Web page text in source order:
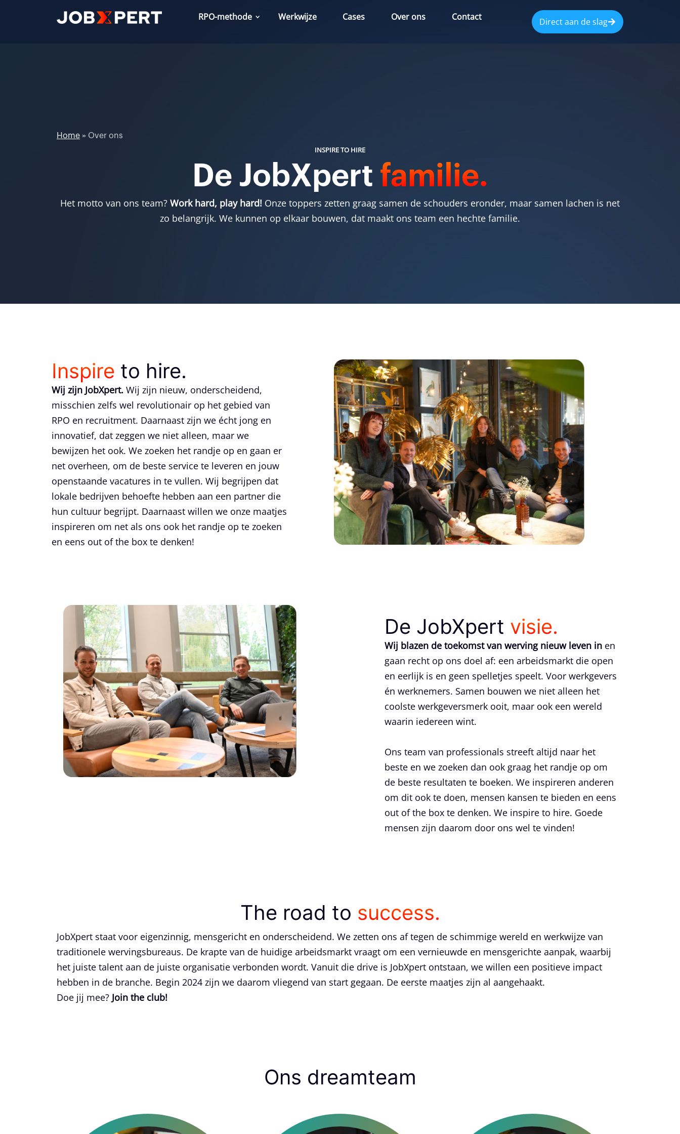
RPO-methode Werkwijze Cases Over ons Contact Direct aan de slag
Home » Over ons
INSPIRE TO HIRE
De JobXpert familie.
Het motto van ons team? Work hard, play hard! Onze toppers zetten graag samen de schouders eronder, maar samen lachen is net
zo belangrijk. We kunnen op elkaar bouwen, dat maakt ons team een hechte familie.
Inspire to hire.
Wij zijn JobXpert. Wij zijn nieuw, onderscheidend,
misschien zelfs wel revolutionair op het gebied van
RPO en recruitment. Daarnaast zijn we écht jong en
innovatief, dat zeggen we niet alleen, maar we
bewijzen het ook. We zoeken het randje op en gaan er
net overheen, om de beste service te leveren en jouw
openstaande vacatures in te vullen. Wij begrijpen dat
lokale bedrijven behoefte hebben aan een partner die
hun cultuur begrijpt. Daarnaast willen we onze maatjes
inspireren om net als ons ook het randje op te zoeken
en eens out of the box te denken!
De JobXpert visie.
Wij blazen de toekomst van werving nieuw leven inen
gaan recht op ons doel af: een arbeidsmarkt die open
en eerlijk is en geen spelletjes speelt. Voor werkgevers
én werknemers. Samen bouwen we niet alleen het
coolste werkgeversmerk ooit, maar ook een wereld
waarin iedereen wint.
Ons team van professionals streeft altijd naar het
beste en we zoeken dan ook graag het randje op om
de beste resultaten te boeken. We inspireren anderen
om dit ook te doen, mensen kansen te bieden en eens
out of the box te denken. We inspire to hire. Goede
mensen zijn daarom door ons wel te vinden!
The road to success.
JobXpert staat voor eigenzinnig, mensgericht en onderscheidend. We zetten ons af tegen de schimmige wereld en werkwijze van
traditionele wervingsbureaus. De krapte van de huidige arbeidsmarkt vraagt om een vernieuwde en mensgerichte aanpak, waarbij
het juiste talent aan de juiste organisatie verbonden wordt. Vanuit die drive is JobXpert ontstaan, we willen een positieve impact
hebben in de branche. Begin 2024 zijn we daarom vliegend van start gegaan. De eerste maatjes zijn al aangehaakt.
Doe jij mee? Join the club!
Ons dreamteam